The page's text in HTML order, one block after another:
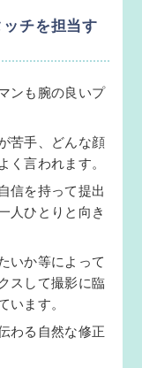
チを担当す
ンも腕の良いプ
苦手、どんな顔
言われます。
信を持って提出
人ひとりと向き
いか等によって
スして撮影に臨
ます。
わる自然な修正